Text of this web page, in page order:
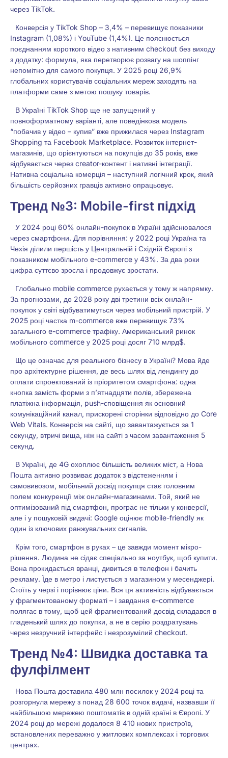
через TikTok.
Конверсія у TikTok Shop – 3,4% – перевищує показники
Instagram (1,08%) і YouTube (1,4%). Це пояснюється
поєднанням короткого відео з нативним checkout без виходу
з додатку: формула, яка перетворює розвагу на шоппінг
непомітно для самого покупця. У 2025 році 26,9%
глобальних користувачів соціальних мереж заходять на
платформи саме з метою пошуку товарів.
В Україні TikTok Shop ще не запущений у
повноформатному варіанті, але поведінкова модель
“побачив у відео – купив” вже прижилася через Instagram
Shopping та Facebook Marketplace. Розвиток інтернет-
магазинів, що орієнтуються на покупців до 35 років, вже
відбувається через creator-контент і нативні інтеграції.
Нативна соціальна комерція – наступний логічний крок, який
більшість серйозних гравців активно опрацьовує.
Тренд №3: Mobile-first підхід
У 2024 році 60% онлайн-покупок в Україні здійснювалося
через смартфони. Для порівняння: у 2022 році Україна та
Чехія ділили першість у Центральній і Східній Європі з
показником мобільного e-commerce у 43%. За два роки
цифра суттєво зросла і продовжує зростати.
Глобально mobile commerce рухається у тому ж напрямку.
За прогнозами, до 2028 року дві третини всіх онлайн-
покупок у світі відбуватимуться через мобільний пристрій. У
2025 році частка m-commerce вже перевищує 73%
загального e-commerce трафіку. Американський ринок
мобільного commerce у 2025 році досяг 710 млрд$.
Що це означає для реального бізнесу в Україні? Мова йде
про архітектурне рішення, де весь шлях від лендингу до
оплати спроектований із пріоритетом смартфона: одна
кнопка замість форми з п’ятнадцяти полів, збережена
платіжна інформація, push-сповіщення як основний
комунікаційний канал, прискорені сторінки відповідно до Core
Web Vitals. Конверсія на сайті, що завантажується за 1
секунду, втричі вища, ніж на сайті з часом завантаження 5
секунд.
В Україні, де 4G охоплює більшість великих міст, а Нова
Пошта активно розвиває додаток з відстеженням і
самовивозом, мобільний досвід покупця стає головним
полем конкуренції між онлайн-магазинами. Той, який не
оптимізований під смартфон, програє не тільки у конверсії,
але і у пошуковій видачі: Google оцінює mobile-friendly як
один із ключових ранжувальних сигналів.
Крім того, смартфон в руках – це завжди момент мікро-
рішення. Людина не сідає спеціально за ноутбук, щоб купити.
Вона прокидається вранці, дивиться в телефон і бачить
рекламу. Їде в метро і листується з магазином у месенджері.
Стоїть у черзі і порівнює ціни. Вся ця активність відбувається
у фрагментованому форматі – і завдання e-commerce
полягає в тому, щоб цей фрагментований досвід складався в
гладенький шлях до покупки, а не в серію роздратувань
через незручний інтерфейс і незрозумілий checkout.
Тренд №4: Швидка доставка та
фулфілмент
Нова Пошта доставила 480 млн посилок у 2024 році та
розгорнула мережу з понад 28 600 точок видачі, назвавши її
найбільшою мережею поштоматів в одній країні в Європі. У
2024 році до мережі додалося 8 410 нових пристроїв,
встановлених переважно у житлових комплексах і торгових
центрах.